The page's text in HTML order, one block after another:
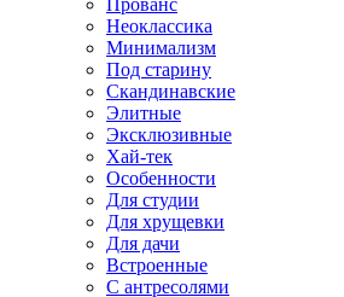
Неоклассика
Минимализм
Под старину
Скандинавские
Элитные
Эксклюзивные
Хай-тек
Особенности
Для студии
Для хрущевки
Для дачи
Встроенные
С антресолями